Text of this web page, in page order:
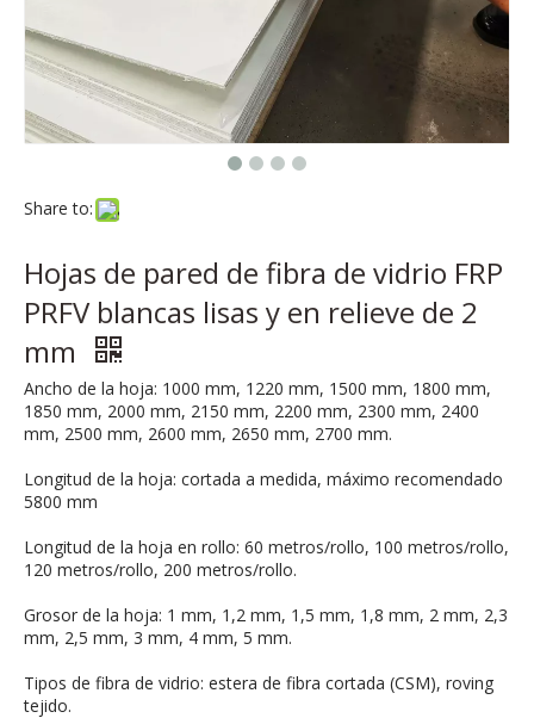
Share to:
Hojas de pared de fibra de vidrio FRP
PRFV blancas lisas y en relieve de 2
mm
Ancho de la hoja: 1000 mm, 1220 mm, 1500 mm, 1800 mm,
1850 mm, 2000 mm, 2150 mm, 2200 mm, 2300 mm, 2400
mm, 2500 mm, 2600 mm, 2650 mm, 2700 mm.
Longitud de la hoja: cortada a medida, máximo recomendado
5800 mm
Longitud de la hoja en rollo: 60 metros/rollo, 100 metros/rollo,
120 metros/rollo, 200 metros/rollo.
Grosor de la hoja: 1 mm, 1,2 mm, 1,5 mm, 1,8 mm, 2 mm, 2,3
mm, 2,5 mm, 3 mm, 4 mm, 5 mm.
Tipos de fibra de vidrio: estera de fibra cortada (CSM), roving
tejido.